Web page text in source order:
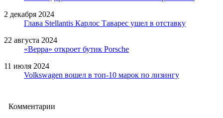
2 декабря 2024
Глава Stellantis Карлос Таварес ушел в отставку
22 августа 2024
«Верра» откроет бутик Porsche
11 июля 2024
Volkswagen вошел в топ-10 марок по лизингу
Комментарии